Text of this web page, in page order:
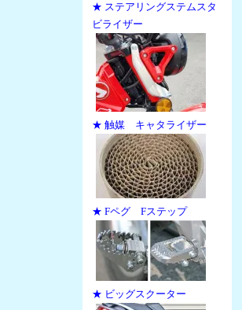
★ ステアリングステムスタ
ビライザー
★ 触媒 キャタライザー
★ Fペグ Fステップ
★ ビッグスクーター